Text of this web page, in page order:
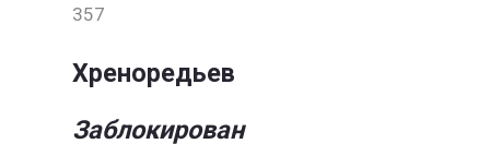
357
Хреноредьев
Заблокирован